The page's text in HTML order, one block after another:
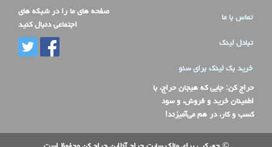
تماس با ما
تبادل لینک
خرید بک لینک برای سئو
حراج کن: جایی که هیجان حراج، با
اطمینان خرید و فروش، و سود
کسب و کار، در هم می‌آمیزند!
صفحه های ما را در شبکه های
اجتماعی دنبال کنید